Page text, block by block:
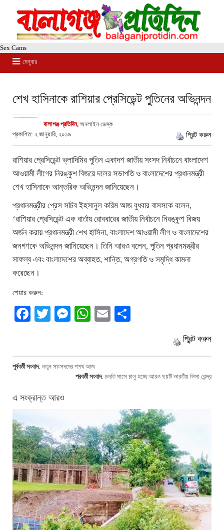
Sex Cams
মেনুবার
শেখ হাসিনাকে রাশিয়ার প্রেসিডেন্ট পুতিনের অভিনন্দন
বালাগঞ্জ প্রতিদিন, অনলাইন ডেস্ক
প্রকাশিত: ২ জানুয়ারি, ২০১৯
প্রিন্ট করুন
রাশিয়ার প্রেসিডেন্ট ভ্লাদিমির পুতিন একাদশ জাতীয় সংসদ নির্বাচনে বাংলাদেশ
আওয়ামী লীগের নিরঙ্কুশ বিজয়ে দলের সভাপতি ও বাংলাদেশের প্রধানমন্ত্রী
শেখ হাসিনাকে আন্তরিক অভিনন্দন জানিয়েছেন।
প্রধানমন্ত্রীর প্রেস সচিব ইহসানুল করিম আজ বুধবার বাসসকে বলেন,
‘রাশিয়ার প্রেসিডেন্ট এক বার্তায় রোববারের জাতীয় নির্বাচনে নিরঙ্কুশ বিজয়
অর্জন করায় প্রধানমন্ত্রী শেখ হাসিনা, বাংলাদেশ আওয়ামী লীগ ও বাংলাদেশের
জনগণকে অভিনন্দন জানিয়েছেন। তিনি আরও বলেন, পুতিন প্রধানমন্ত্রীর
সাফল্য এবং বাংলাদেশের অব্যাহত, শান্তি, অগ্রগতি ও সমৃদ্ধি কামনা
করেছেন।
শেয়ার করুন:
Facebook
TwitterMessenger
WhatsApp
Email
প্রিন্ট করুন
পূর্ববর্তী সংবাদ: নতুন সাংসদদের শপথ আজ
পরবর্তী সংবাদ: চলতি মাসে চালু হচ্ছে আরও ছয়টি ভারতীয় ভিসা কেন্দ্র
এ সংক্রান্ত আরও